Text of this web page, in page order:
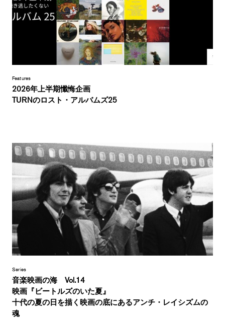
Features
2026年上半期懺悔企画
TURNのロスト・アルバムズ25
Series
音楽映画の海 Vol.14
映画『ビートルズのいた夏』
十代の夏の日を描く映画の底にあるアンチ・レイシズムの
魂